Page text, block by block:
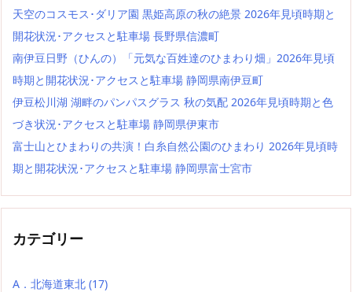
天空のコスモス･ダリア園 黒姫高原の秋の絶景 2026年見頃時期と
開花状況･アクセスと駐車場 長野県信濃町
南伊豆日野（ひんの）「元気な百姓達のひまわり畑」2026年見頃
時期と開花状況･アクセスと駐車場 静岡県南伊豆町
伊豆松川湖 湖畔のパンパスグラス 秋の気配 2026年見頃時期と色
づき状況･アクセスと駐車場 静岡県伊東市
富士山とひまわりの共演！白糸自然公園のひまわり 2026年見頃時
期と開花状況･アクセスと駐車場 静岡県富士宮市
カテゴリー
A．北海道東北 (17)